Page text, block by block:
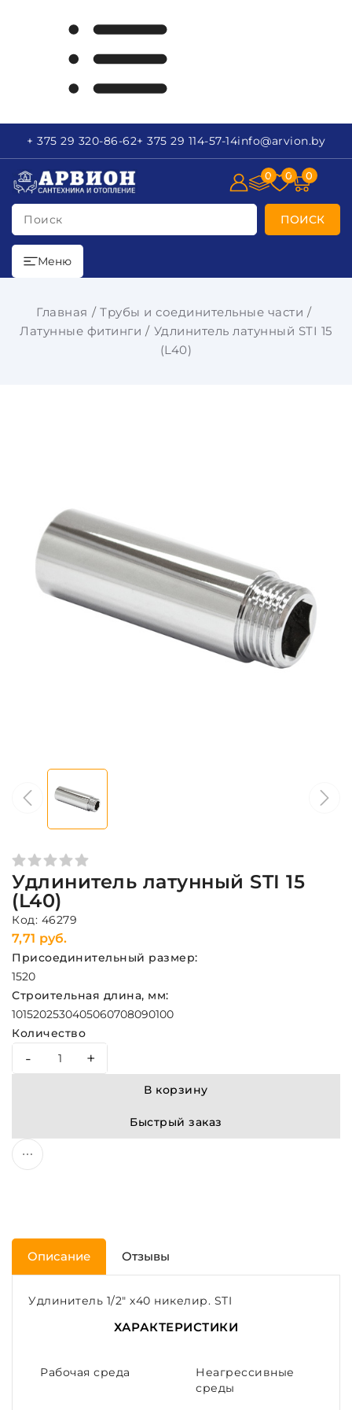
+ 375 29 320-86-62+ 375 29 114-57-14info@arvion.by
Поиск ПОИСК
0 0 0
Меню
Главная
Трубы и соединительные части
Латунные фитинги
Удлинитель латунный STI 15
(L40)
Удлинитель латунный STI 15
(L40)
Код: 46279
7,71 руб.
Присоединительный размер:
1520
Строительная длина, мм:
1015202530405060708090100
Количество
- +
В корзину
Быстрый заказ
Описание Отзывы
Удлинитель 1/2" х40 никелир. STI
ХАРАКТЕРИСТИКИ
Рабочая среда
Неагрессивные
среды